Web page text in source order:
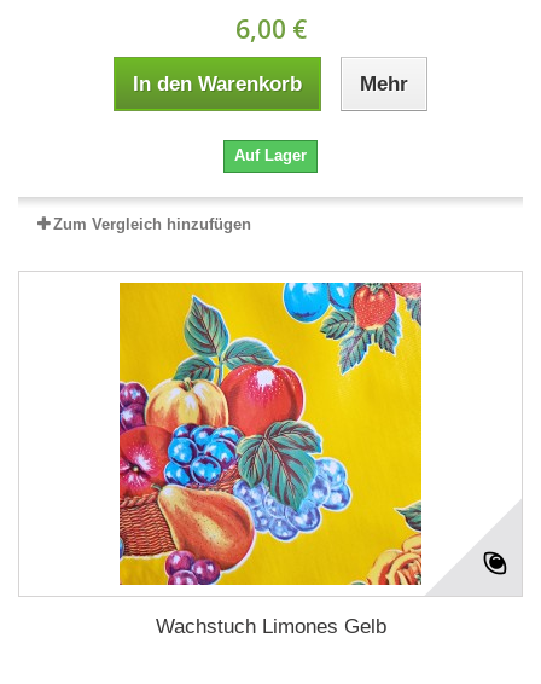
6,00 €
In den Warenkorb Mehr
Auf Lager
Zum Vergleich hinzufügen
Wachstuch Limones Gelb